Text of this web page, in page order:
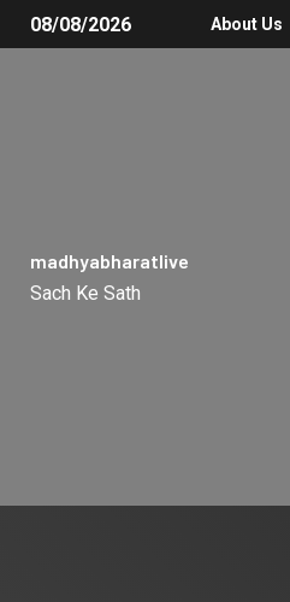
08/08/2026 About Us
madhyabharatlive
Sach Ke Sath